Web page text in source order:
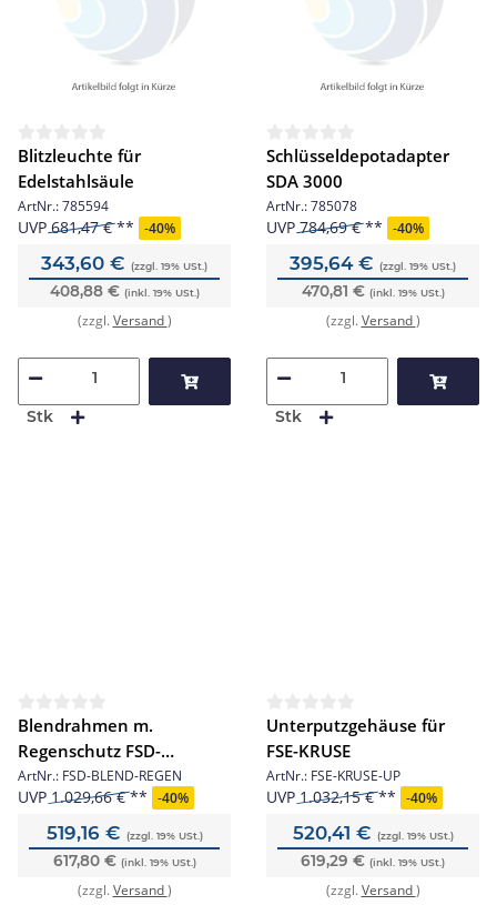
Blitzleuchte für
Edelstahlsäule
ArtNr.:785594
UVP681,47 € -40%
343,60 € (zzgl. 19% USt.)
408,88 € (inkl. 19% USt.)
(zzgl.Versand)
Stk
Schlüsseldepotadapter
SDA 3000
ArtNr.:785078
UVP784,69 € -40%
395,64 € (zzgl. 19% USt.)
470,81 € (inkl. 19% USt.)
(zzgl.Versand)
Stk
Blendrahmen m.
Regenschutz FSD-
BASIC&FSE
ArtNr.: FSD-BLEND-REGEN
UVP 1.029,66 € -40%
519,16 € (zzgl. 19% USt.)
617,80 € (inkl. 19% USt.)
(zzgl.Versand)
Unterputzgehäuse für
FSE-KRUSE
ArtNr.: FSE-KRUSE-UP
UVP 1.032,15 € -40%
520,41 € (zzgl. 19% USt.)
619,29 € (inkl. 19% USt.)
(zzgl.Versand)